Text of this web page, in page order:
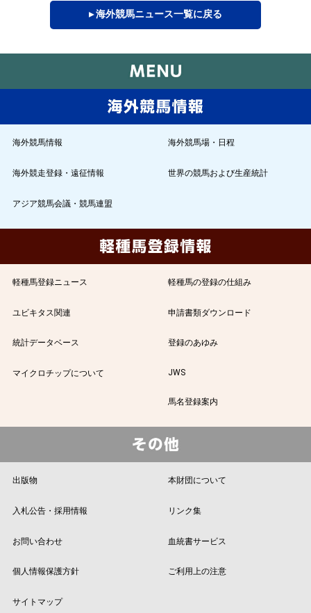
▸ 海外競馬ニュース一覧に戻る
海外競馬情報 海外競馬場・日程
海外競走登録・遠征情報 世界の競馬および生産統計
アジア競馬会議・競馬連盟
軽種馬登録ニュース 軽種馬の登録の仕組み
ユビキタス関連 申請書類ダウンロード
統計データベース 登録のあゆみ
マイクロチップについて JWS
馬名登録案内
出版物 本財団について
入札公告・採用情報 リンク集
お問い合わせ 血統書サービス
個人情報保護方針 ご利用上の注意
サイトマップ